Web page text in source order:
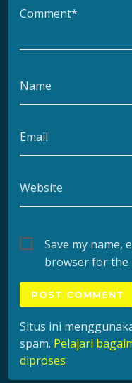
Comment*
Name
Email
Website
Save my name,
browser for the
Situs ini
spam. Pelajari
diproses